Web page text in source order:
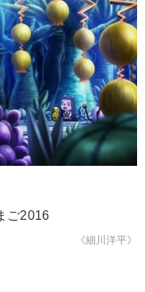
ご2016
《細川洋平》